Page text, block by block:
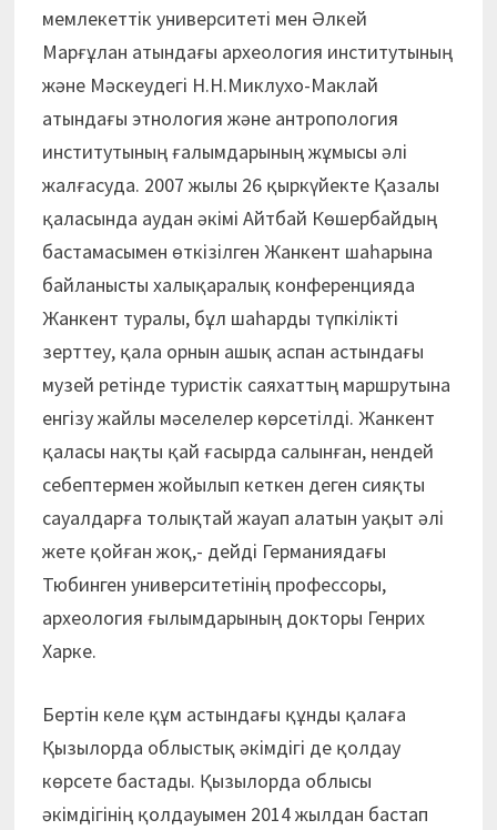
мемлекеттік университеті мен Әлкей
Марғұлан атындағы археология институтының
және Мәскеудегі Н.Н.Ми­клухо-Маклай
атындағы этнология және антропология
институтының ғалым­дарының жұмысы әлі
жалғасуда. 2007 жылы 26 қыркүйекте Қазалы
қаласында аудан әкімі Айтбай Көшербайдың
бастамасымен өткізілген Жанкент шаһарына
байланысты халықаралық конференцияда
Жанкент туралы, бұл шаһарды түпкілікті
зерттеу, қала орнын ашық аспан астындағы
музей ретінде туристік саяхаттың маршрутына
енгізу жайлы мәселелер көрсетілді. Жанкент
қаласы нақты қай ғасырда салынған, нендей
себептермен жойылып кеткен деген сияқты
сауалдарға толықтай жауап алатын уақыт әлі
жете қойған жоқ,- дейді Германиядағы
Тюбинген университетінің профеcсоры,
археология ғылымдарының докторы Генрих
Харке.
Бертін келе құм астындағы құнды қалаға
Қызылорда облыстық әкімдігі де қолдау
көрсете бастады. Қызылорда облысы
әкімдігінің қолдауымен 2014 жылдан бастап